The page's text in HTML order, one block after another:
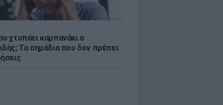
χτυπάει καμπανάκι ο
Τα σημάδια που δεν πρέπει